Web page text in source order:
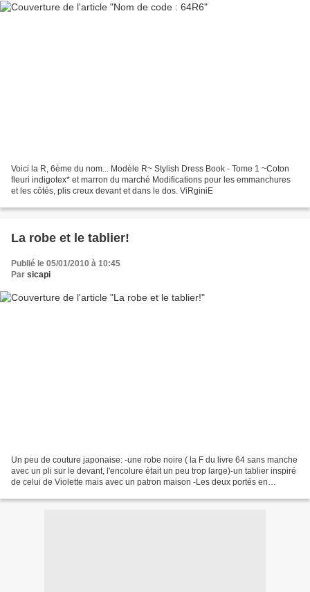
Voici la R, 6ème du nom... Modèle R~ Stylish Dress Book - Tome 1 ~Coton
fleuri indigotex* et marron du marché Modifications pour les emmanchures
et les côtés, plis creux devant et dans le dos. ViRginiE
La robe et le tablier!
Publié le 05/01/2010 à 10:45
Par sicapi
Un peu de couture japonaise: -une robe noire ( la F du livre 64 sans manche
avec un pli sur le devant, l'encolure était un peu trop large)-un tablier inspiré
de celui de Violette mais avec un patron maison -Les deux portés en